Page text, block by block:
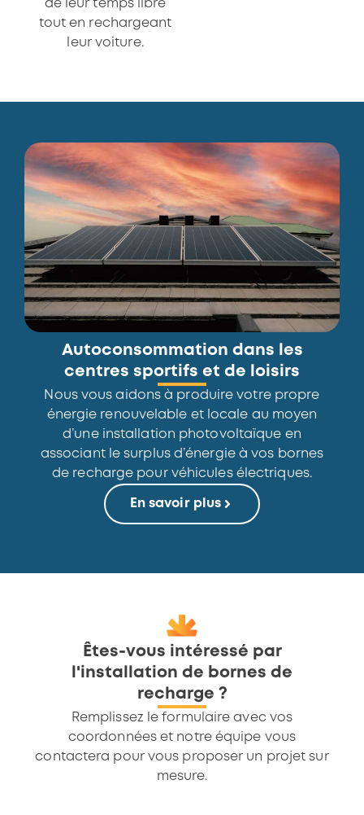
de leur temps libre
tout en rechargeant
leur voiture.
Autoconsommation dans les
centres sportifs et de loisirs
Nous vous aidons à produire votre propre
énergie renouvelable et locale au moyen
d’une installation photovoltaïque en
associant le surplus d’énergie à vos bornes
de recharge pour véhicules électriques.
En savoir plus
Êtes-vous intéressé par
l'installation de bornes de
recharge ?
Remplissez le formulaire avec vos
coordonnées et notre équipe vous
contactera pour vous proposer un projet sur
mesure.